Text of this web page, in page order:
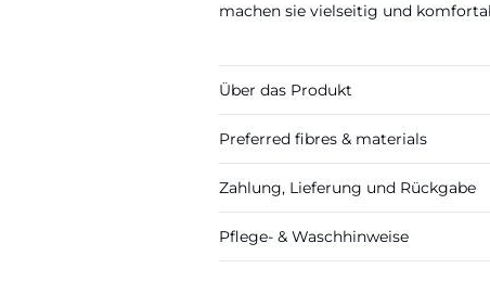
machen sie vielseitig und
Über das Produkt
Preferred fibres & materials
Zahlung, Lieferung und Rückgabe
Pflege- & Waschhinweise